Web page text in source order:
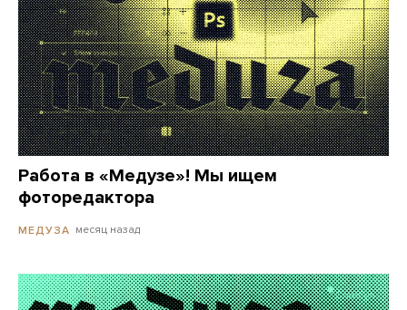
Работа в «Медузе»! Мы ищем
фоторедактора
МЕДУЗА месяц назад